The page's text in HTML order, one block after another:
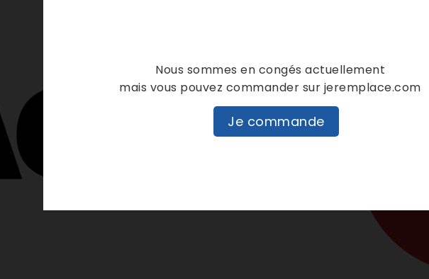
Nous sommes en congés actuellement
mais vous pouvez commander sur jeremplace.com
Je commande